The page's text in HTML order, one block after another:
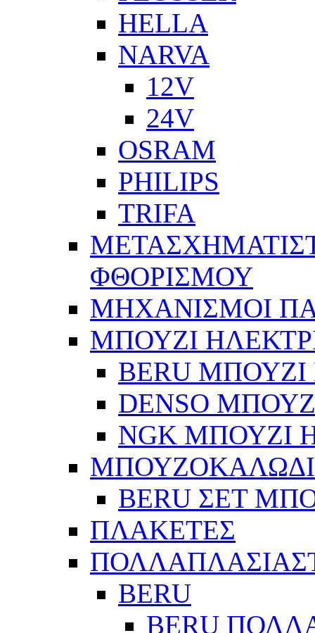
HELLA
NARVA
12V
24V
OSRAM
PHILIPS
TRIFA
ΦΘΟΡΙΣΜΟΥ
ΜΗΧΑΝΙΣΜΟΙ
ΜΠΟΥΖΙ
BERU
DENSO
NGK ΜΠΟΥΖΙ
BERU ΣΕΤ
ΠΛΑΚΕΤΕΣ
BERU
BERU